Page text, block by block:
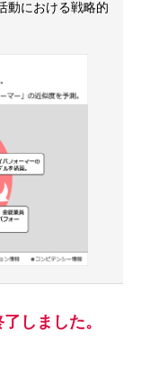
動における戦略的
しました。